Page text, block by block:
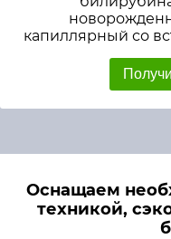
капиллярный со
Оснащаем
техникой,